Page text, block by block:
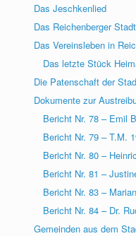
Das Jeschkenlied
Das Reichenberger
Das Vereinsleben in
Das letzte Stück
Die Patenschaft der
Dokumente zur
Bericht Nr. 78 – Emil
Bericht Nr. 79 – T.M.
Bericht Nr. 80 –
Bericht Nr. 81 –
Bericht Nr. 83 –
Bericht Nr. 84 – Dr.
Gemeinden aus dem